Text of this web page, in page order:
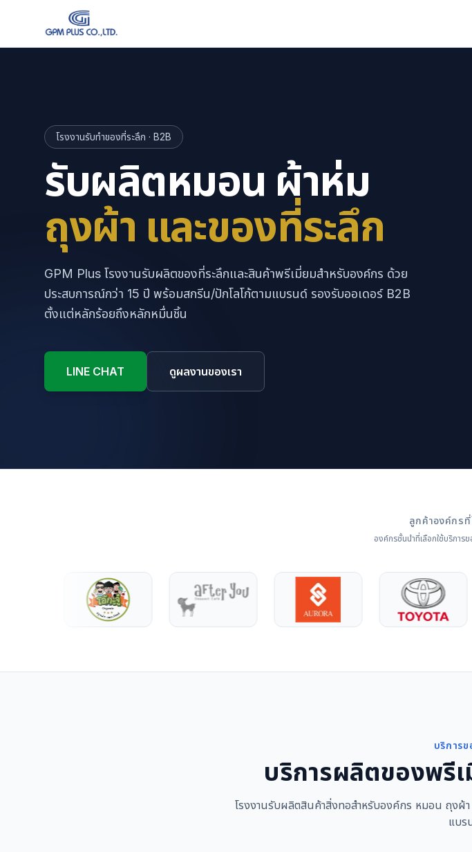
โรงงานรับทำของที่ระลึก · B2B
รับผลิตหมอน ผ้าห่ม
ถุงผ้า และของที่ระลึก
GPM Plus โรงงานรับผลิตของที่ระลึกและสินค้าพรีเมี่ยมสำหรับองค์กร ด้วย
ประสบการณ์กว่า 15 ปี พร้อมสกรีน/ปักโลโก้ตามแบรนด์ รองรับออเดอร์ B2B
ตั้งแต่หลักร้อยถึงหลักหมื่นชิ้น
LINE CHAT ดูผลงานของเรา
ลูกค้าองค์กรที่
องค์กรชั้นนำที่เลือกใช้บริการ
บริการข
บริการผลิตของพรี
โรงงานรับผลิตสินค้าสิ่งทอสำหรับองค์กร หมอน ถุงผ้
แบร